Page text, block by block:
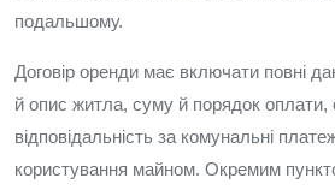
подальшому.
Договір оренди має включати повні
й опис житла, суму й порядок оплати,
відповідальність за комунальні
користування майном. Окремим